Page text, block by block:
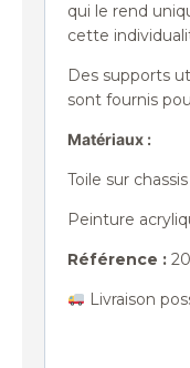
qui le rend
cette
Des supports
sont fournis
Matériaux :
Toile sur
Peinture
Référence :
Livraison